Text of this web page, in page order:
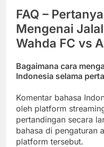
FAQ –
Mengenai
Wahda FC vs
Bagaimana cara
Indonesia selama
Komentar bahasa
oleh platform
pertandingan secara
bahasa di pengaturan
platform tersebut.